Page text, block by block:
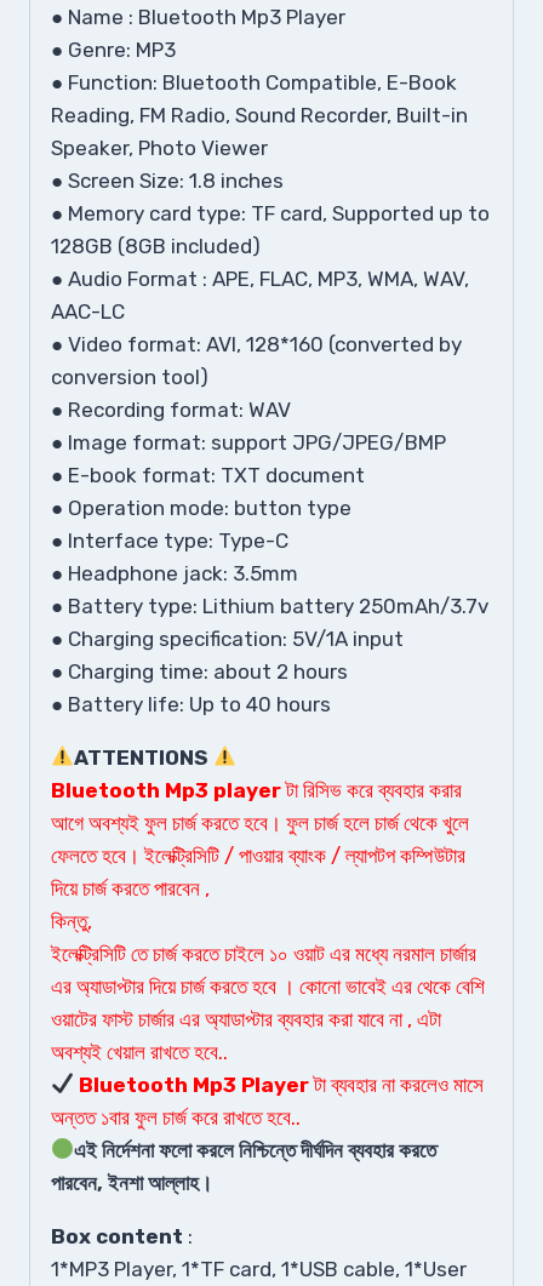
● Name : Bluetooth Mp3 Player
● Genre: MP3
● Function: Bluetooth Compatible, E-Book
Reading, FM Radio, Sound Recorder, Built-in
Speaker, Photo Viewer
● Screen Size: 1.8 inches
● Memory card type: TF card, Supported up to
128GB (8GB included)
● Audio Format : APE, FLAC, MP3, WMA, WAV,
AAC-LC
● Video format: AVI, 128*160 (converted by
conversion tool)
● Recording format: WAV
● Image format: support JPG/JPEG/BMP
● E-book format: TXT document
● Operation mode: button type
● Interface type: Type-C
● Headphone jack: 3.5mm
● Battery type: Lithium battery 250mAh/3.7v
● Charging specification: 5V/1A input
● Charging time: about 2 hours
● Battery life: Up to 40 hours
ATTENTIONS
Bluetooth Mp3 playerটা রিসিভ করে ব্যবহার করার
আগে অবশ্যই ফুল চার্জ করতে হবে। ফুল চার্জ হলে চার্জ থেকে খুলে
ফেলতে হবে। ইলেক্ট্রিসিটি / পাওয়ার ব্যাংক / ল্যাপটপ কম্পিউটার
দিয়ে চার্জ করতে পারবেন ,
কিন্তু,
ইলেক্ট্রিসিটি তে চার্জ করতে চাইলে ১০ ওয়াট এর মধ্যে নরমাল চার্জার
এর অ্যাডাপ্টার দিয়ে চার্জ করতে হবে । কোনো ভাবেই এর থেকে বেশি
ওয়াটের ফাস্ট চার্জার এর অ্যাডাপ্টার ব্যবহার করা যাবে না , এটা
অবশ্যই খেয়াল রাখতে হবে..
Bluetooth Mp3 Playerটা ব্যবহার না করলেও মাসে
অন্তত ১বার ফুল চার্জ করে রাখতে হবে..
এই নির্দেশনা ফলো করলে নিশ্চিন্তে দীর্ঘদিন ব্যবহার করতে
পারবেন, ইনশা আল্লাহ।
Box content :
1*MP3 Player, 1*TF card, 1*USB cable, 1*User